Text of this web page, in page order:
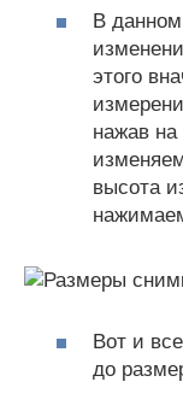
В
этого
нажав на
высота
Вот и
до